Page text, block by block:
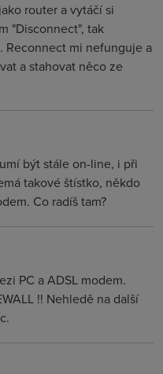
router a vytáčí si
"Disconnect", tak
Reconnect mi nefunguje a
a stahovat něco ze
být stále on-line, i při
takové štístko, někdo
Co radíš tam?
PC a ADSL modem.
!! Nehledě na další